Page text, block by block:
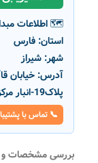
🗺️ اطلاعات
استان: فارس
شهر: شیراز
آدرس:
پلاک19-انبار مرکزی پارسانور
📞 تماس با پشتیبانی:
بررسی مشخصات و